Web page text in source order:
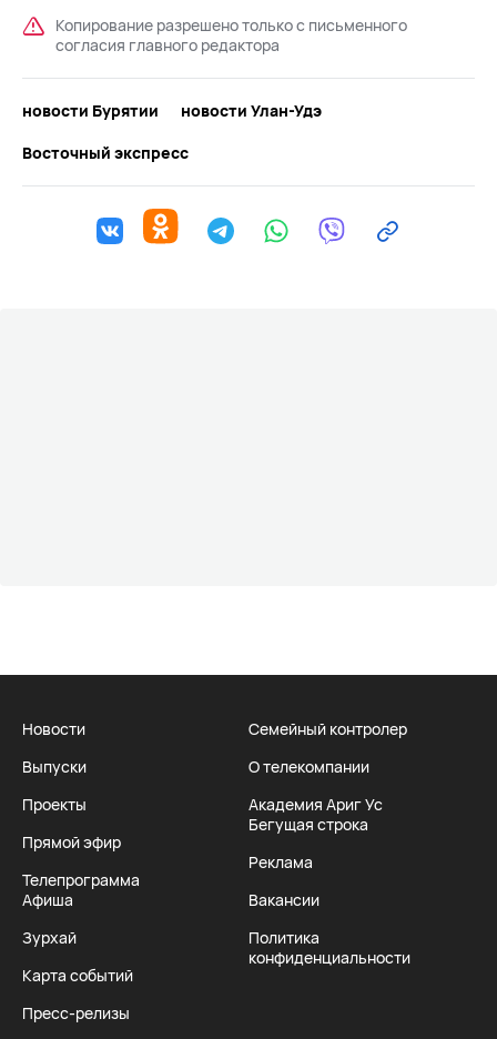
Копирование разрешено только с письменного
согласия главного редактора
новости Бурятии
новости Улан-Удэ
Восточный экспресс
Новости
Выпуски
Проекты
Прямой эфир
Телепрограмма
Афиша
Зурхай
Карта событий
Пресс-релизы
Семейный контролер
О телекомпании
Академия Ариг Ус
Бегущая строка
Реклама
Вакансии
Политика
конфиденциальности